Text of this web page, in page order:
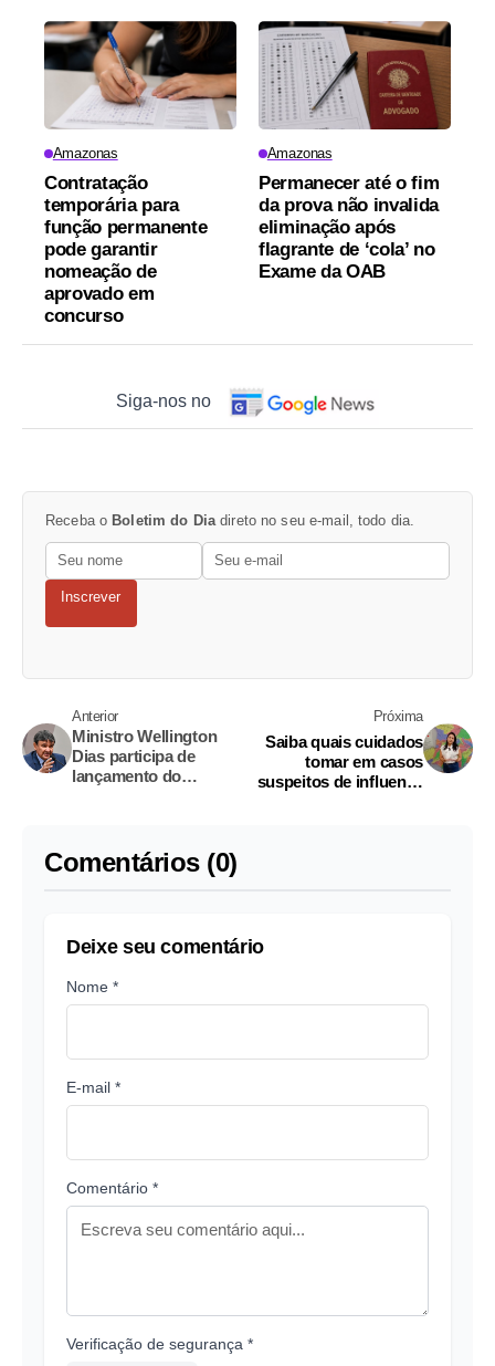
Amazonas
Contratação
temporária para
função permanente
pode garantir
nomeação de
aprovado em
concurso
Amazonas
Permanecer até o fim
da prova não invalida
eliminação após
flagrante de ‘cola’ no
Exame da OAB
Siga-nos no
Receba o Boletim do Diadireto no seu e-mail, todo dia.
Inscrever
Anterior
Ministro Wellington
Dias participa de
lançamento do
Próxima
Saiba quais cuidados
tomar em casos
suspeitos de influenza
Comentários (0)
Deixe seu comentário
Nome *
E-mail *
Comentário *
Verificação de segurança *